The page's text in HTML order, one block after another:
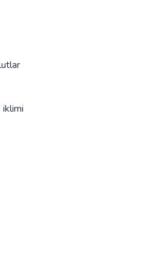
iklimi